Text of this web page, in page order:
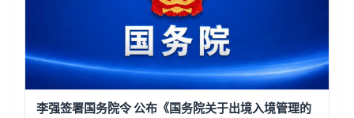
李强签署国务院令 公布《国务院关于出境入境管理的